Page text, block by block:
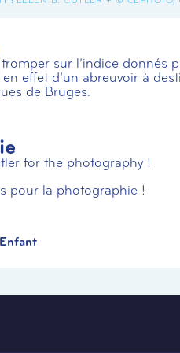
sur l’indice donnés
en effet d’un abreuvoir à
de Bruges.
for the photography !
pour la photographie !